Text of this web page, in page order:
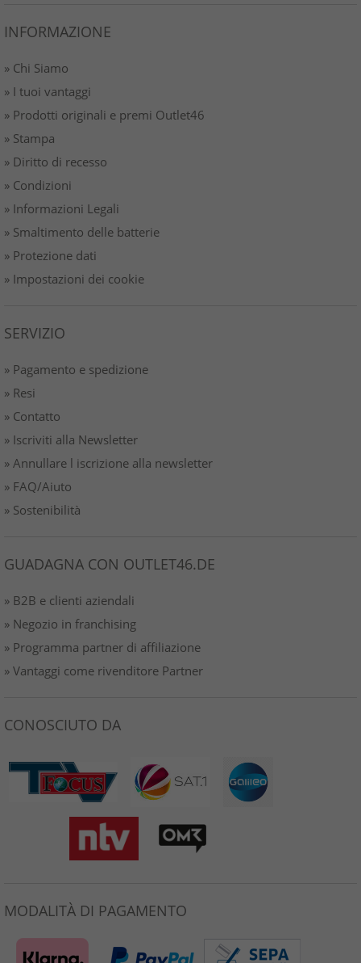
INFORMAZIONE
» Chi Siamo
» I tuoi vantaggi
» Prodotti originali e premi Outlet46
» Stampa
» Diritto di recesso
» Condizioni
» Informazioni Legali
» Smaltimento delle batterie
» Protezione dati
» Impostazioni dei cookie
SERVIZIO
» Pagamento e spedizione
» Resi
» Contatto
» Iscriviti alla Newsletter
» Annullare l iscrizione alla newsletter
» FAQ/Aiuto
» Sostenibilità
GUADAGNA CON OUTLET46.DE
» B2B e clienti aziendali
» Negozio in franchising
» Programma partner di affiliazione
» Vantaggi come rivenditore Partner
CONOSCIUTO DA
MODALITÀ DI PAGAMENTO